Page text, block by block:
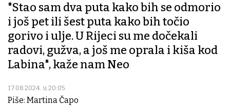
"Stao sam dva puta kako bih se odmorio
i još pet ili šest puta kako bih točio
gorivo i ulje. U Rijeci su me dočekali
radovi, gužva, a još me oprala i kiša kod
Labina", kaže nam Neo
17.08.2024. u 20:05
Piše: Martina Čapo